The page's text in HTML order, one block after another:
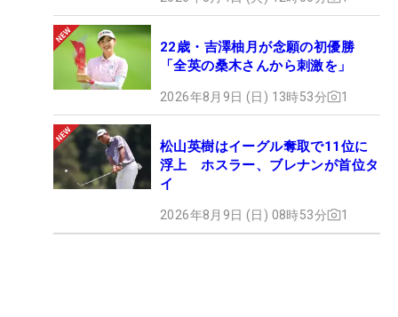
22歳・吉澤柚月が念願の初優勝
「全英の桑木さんから刺激を」
2026年8月9日 (日) 13時53分 1
松山英樹はイーグル奪取で11位に
浮上 ホスラー、ブレナンが首位タ
イ
2026年8月9日 (日) 08時53分 1